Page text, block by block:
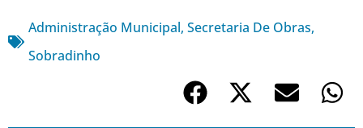
Administração Municipal, Secretaria De Obras,
Sobradinho